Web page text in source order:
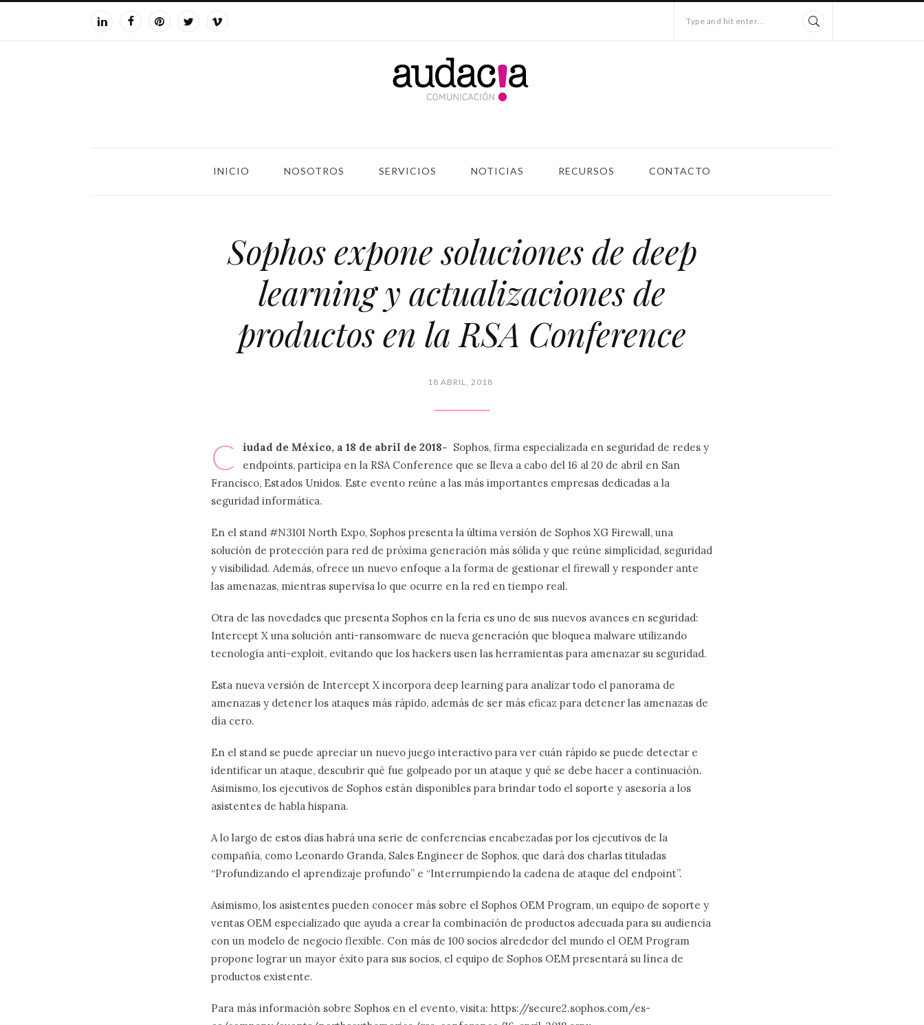
Type and hit enter...
INICIO NOSOTROS SERVICIOS NOTICIAS RECURSOS CONTACTO
Sophos expone soluciones de deep
learning y actualizaciones de
productos en la RSA Conference
18 ABRIL, 2018
C iudad de México, a 18 de abril de 2018- Sophos, firma especializada en seguridad de redes y
endpoints, participa en la RSA Conference que se lleva a cabo del 16 al 20 de abril en San
Francisco, Estados Unidos. Este evento reúne a las más importantes empresas dedicadas a la
seguridad informática.
En el stand #N3101 North Expo, Sophos presenta la última versión de Sophos XG Firewall, una
solución de protección para red de próxima generación más sólida y que reúne simplicidad, seguridad
y visibilidad. Además, ofrece un nuevo enfoque a la forma de gestionar el firewall y responder ante
las amenazas, mientras supervisa lo que ocurre en la red en tiempo real.
Otra de las novedades que presenta Sophos en la feria es uno de sus nuevos avances en seguridad:
Intercept X una solución anti-ransomware de nueva generación que bloquea malware utilizando
tecnología anti-exploit, evitando que los hackers usen las herramientas para amenazar su seguridad.
Esta nueva versión de Intercept X incorpora deep learning para analizar todo el panorama de
amenazas y detener los ataques más rápido, además de ser más eficaz para detener las amenazas de
día cero.
En el stand se puede apreciar un nuevo juego interactivo para ver cuán rápido se puede detectar e
identificar un ataque, descubrir qué fue golpeado por un ataque y qué se debe hacer a continuación.
Asimismo, los ejecutivos de Sophos están disponibles para brindar todo el soporte y asesoría a los
asistentes de habla hispana.
A lo largo de estos días habrá una serie de conferencias encabezadas por los ejecutivos de la
compañía, como Leonardo Granda, Sales Engineer de Sophos, que dará dos charlas tituladas
“Profundizando el aprendizaje profundo” e “Interrumpiendo la cadena de ataque del endpoint”.
Asimismo, los asistentes pueden conocer más sobre el Sophos OEM Program, un equipo de soporte y
ventas OEM especializado que ayuda a crear la combinación de productos adecuada para su audiencia
con un modelo de negocio flexible. Con más de 100 socios alrededor del mundo el OEM Program
propone lograr un mayor éxito para sus socios, el equipo de Sophos OEM presentará su línea de
productos existente.
Para más información sobre Sophos en el evento, visita: https://secure2.sophos.com/es-